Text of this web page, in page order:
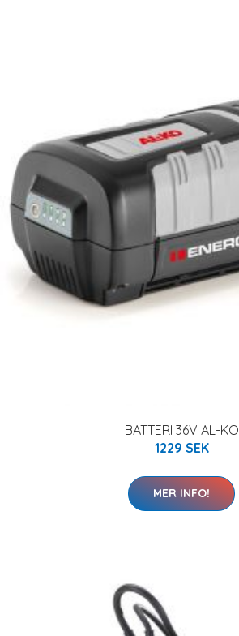
BATTERI 36V AL-KO
1229 SEK
MER INFO!